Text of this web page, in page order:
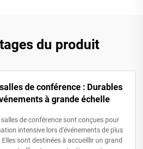
du produit
de conférence : Durables
à grande échelle
de conférence sont conçues pour
intensive lors d'événements de plus
sont destinées à accueillir un grand